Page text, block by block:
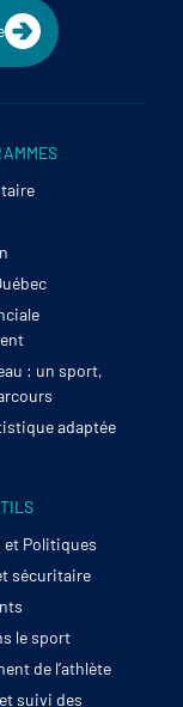
: un sport,
adaptée
et Politiques
sécuritaire
le sport
de l’athlète
suivi des